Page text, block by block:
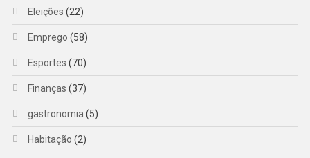
Eleições (22)
Emprego (58)
Esportes (70)
Finanças (37)
gastronomia (5)
Habitação (2)